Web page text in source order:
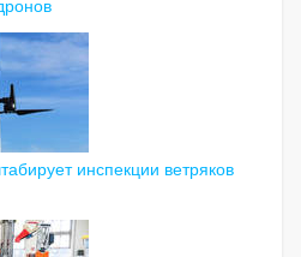
инспекции ветряков